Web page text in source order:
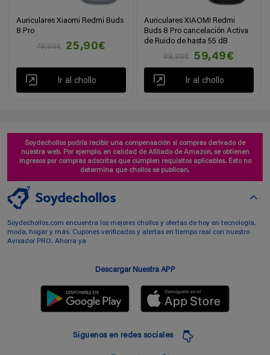
Auriculares Xiaomi Redmi Buds
8 Pro
49,99€
25,90€
Ir al chollo
Auriculares XIAOMI Redmi
Buds 8 Pro cancelación Activa
de Ruido de hasta 55 dB
89,99€
59,49€
Ir al chollo
Soydechollos podría recibir una compensación si compras derivado de
nuestra web. Por ejemplo, en calidad de Afiliado de Amazon, se obtienen
ingresos por compras adscritas que cumplen requisitos aplicables. Esto no
determina que chollos se publican.
Soydechollos.com encuentra los mejores chollos y ofertas de hoy en tecnología,
moda, hogar y más. Cupones verificados y alertas en tiempo real con nuestro
Avisador PRO. Ahorra ya
Descargar Nuestra APP
Siguenos en redes sociales